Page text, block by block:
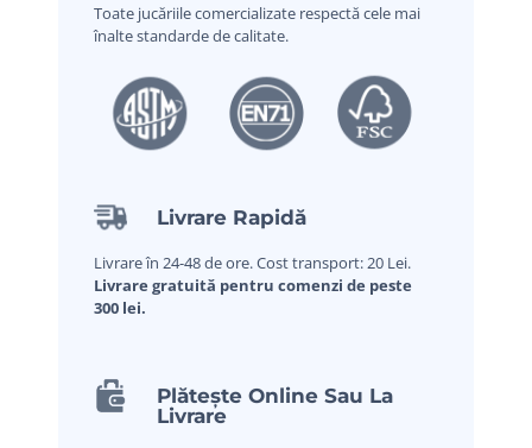
Toate jucăriile comercializate respectă cele mai
înalte standarde de calitate.
Livrare Rapidă
Livrare în 24-48 de ore. Cost transport: 20 Lei.
Livrare gratuită pentru comenzi de peste
300 lei.
Plătește Online Sau La
Livrare